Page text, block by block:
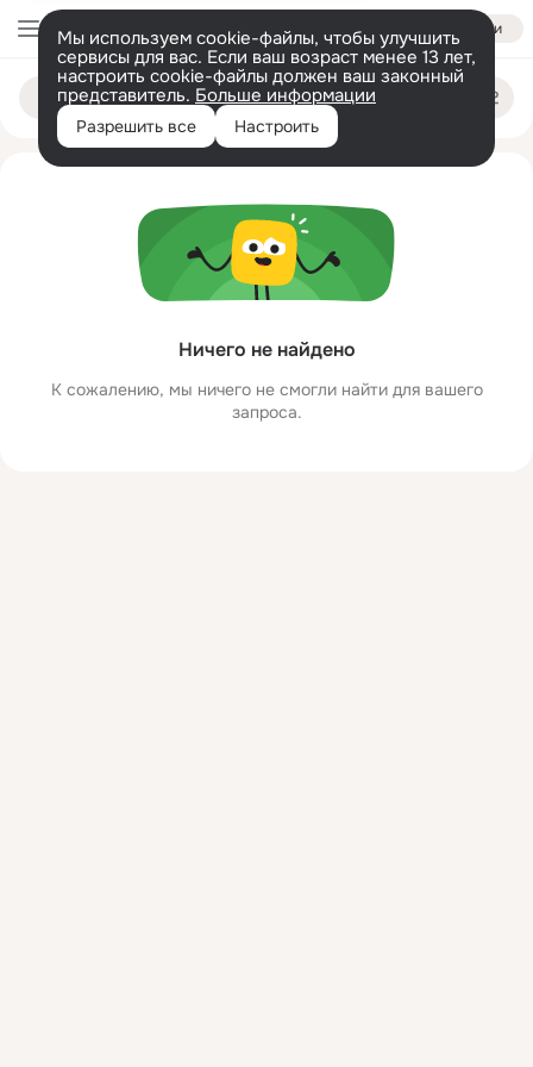
Войти
Мы используем cookie-файлы, чтобы улучшить
сервисы для вас. Если ваш возраст менее 13 лет,
настроить cookie-файлы должен ваш законный
представитель. Больше информации
Разрешить все Настроить
Поиск
yaaiyavaiyavi yamyamyamiyai
Ничего не найдено
К сожалению, мы ничего не смогли найти для вашего
запроса.